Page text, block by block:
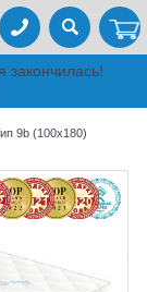
закончилась!
9b (100x180)